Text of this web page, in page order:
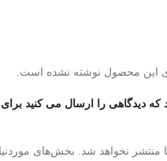
این محصول نوشته نشده است.
که دیدگاهی را ارسال می کنید
منتشر نخواهد شد. بخش‌های